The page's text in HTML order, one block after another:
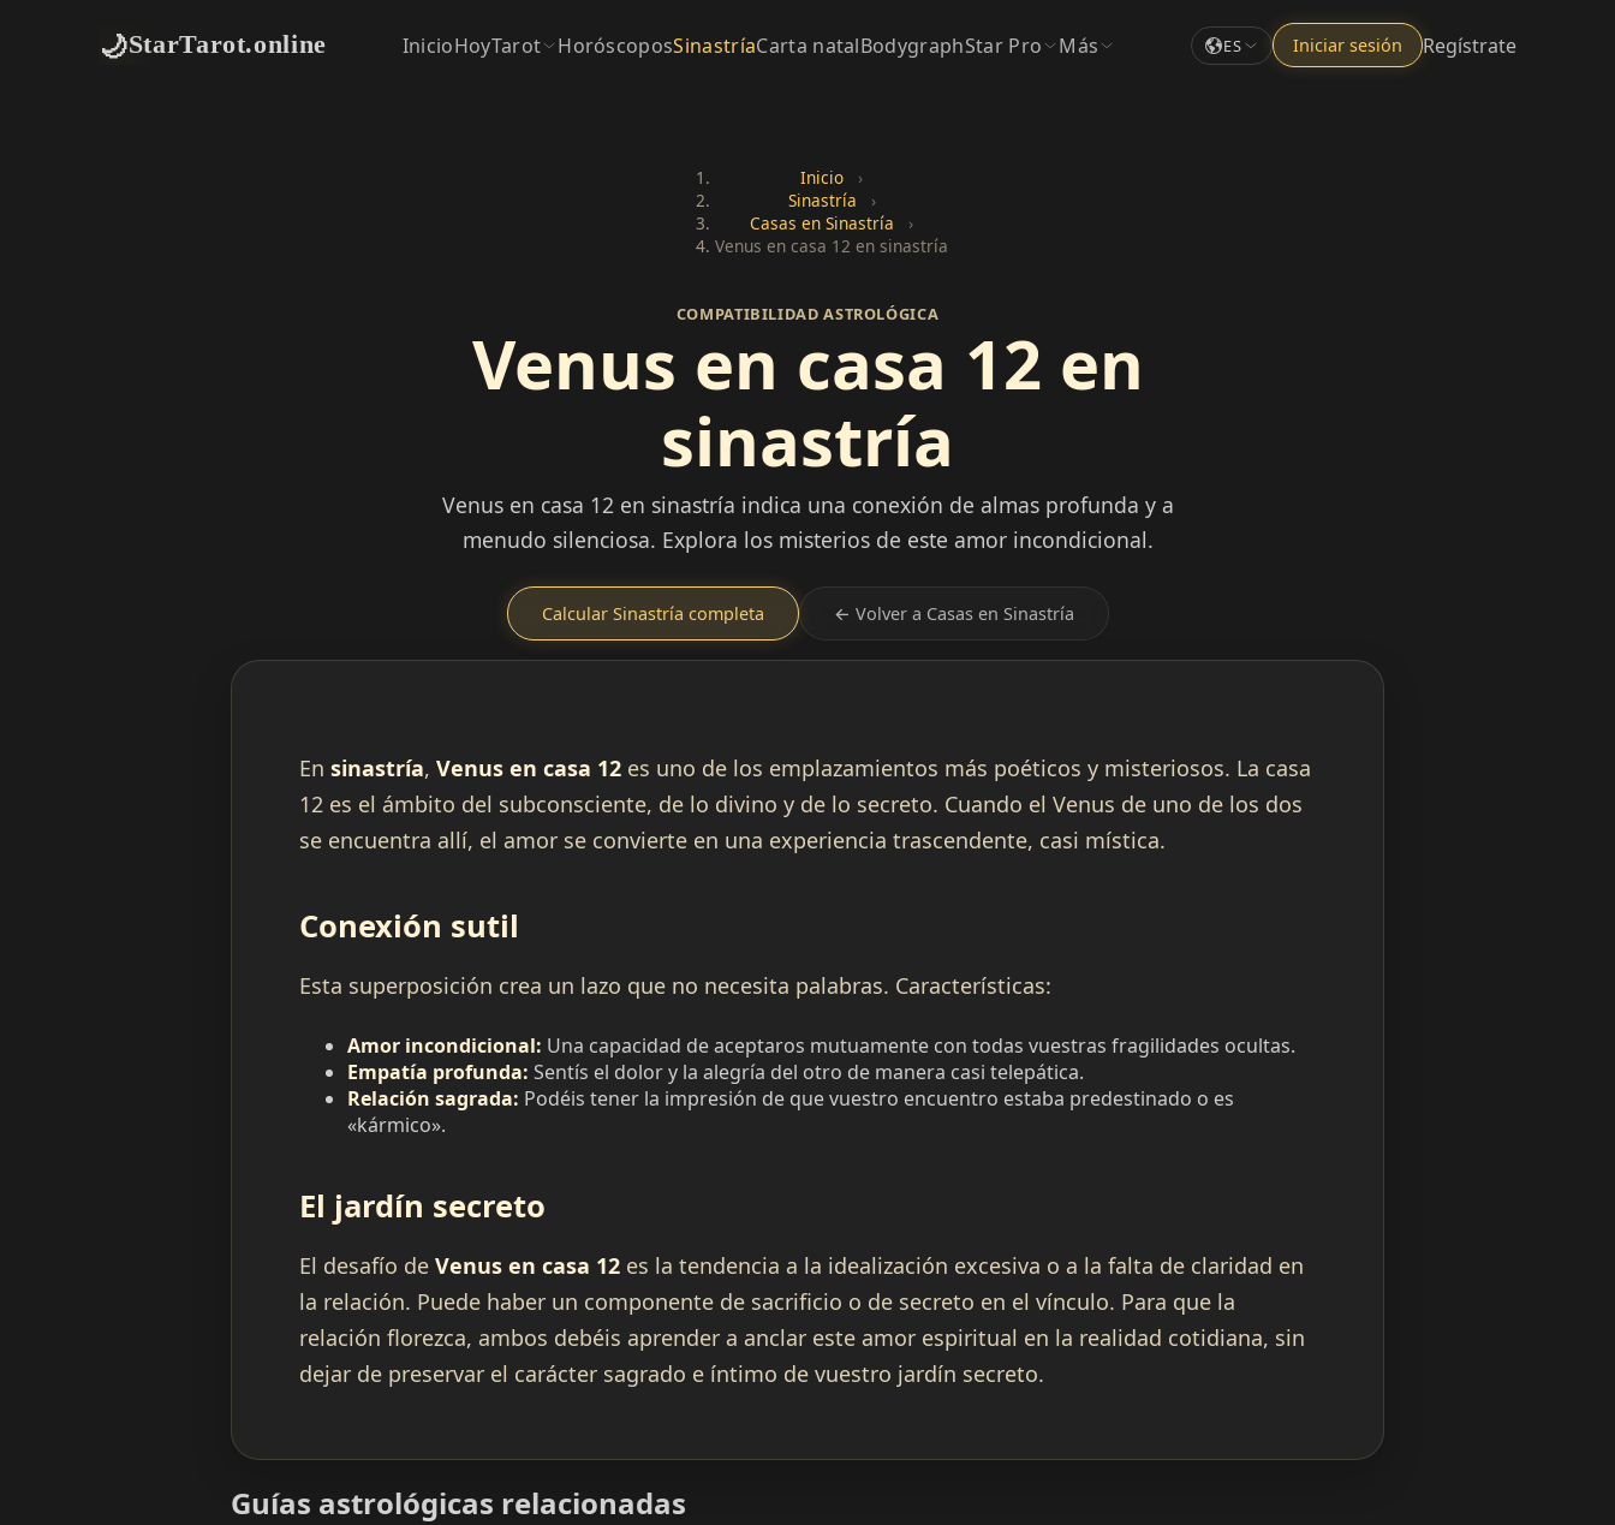
🌙StarTarot.online InicioHoyTarot HoróscoposSinastríaCarta natalBodygraphStar Pro Más ES Iniciar sesión Regístrate
Inicio
›
Sinastría
›
Casas en Sinastría
›
Venus en casa 12 en sinastría
COMPATIBILIDAD ASTROLÓGICA
Venus en casa 12 en
sinastría
Venus en casa 12 en sinastría indica una conexión de almas profunda y a
menudo silenciosa. Explora los misterios de este amor incondicional.
Calcular Sinastría completa ← Volver a Casas en Sinastría
En sinastría, Venus en casa 12 es uno de los emplazamientos más poéticos y misteriosos. La casa
12 es el ámbito del subconsciente, de lo divino y de lo secreto. Cuando el Venus de uno de los dos
se encuentra allí, el amor se convierte en una experiencia trascendente, casi mística.
Conexión sutil
Esta superposición crea un lazo que no necesita palabras. Características:
Amor incondicional: Una capacidad de aceptaros mutuamente con todas vuestras fragilidades ocultas.
Empatía profunda: Sentís el dolor y la alegría del otro de manera casi telepática.
Relación sagrada: Podéis tener la impresión de que vuestro encuentro estaba predestinado o es
«kármico».
El jardín secreto
El desafío de Venus en casa 12 es la tendencia a la idealización excesiva o a la falta de claridad en
la relación. Puede haber un componente de sacrificio o de secreto en el vínculo. Para que la
relación florezca, ambos debéis aprender a anclar este amor espiritual en la realidad cotidiana, sin
dejar de preservar el carácter sagrado e íntimo de vuestro jardín secreto.
Guías astrológicas relacionadas